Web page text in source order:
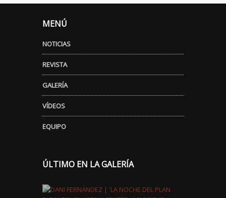
MENÚ
NOTICIAS
REVISTA
GALERÍA
VÍDEOS
EQUIPO
ÚLTIMO EN LA GALERÍA